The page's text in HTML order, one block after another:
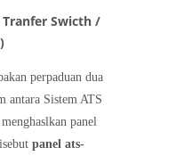
Swicth /
perpaduan dua
antara Sistem ATS
panel
panel ats-